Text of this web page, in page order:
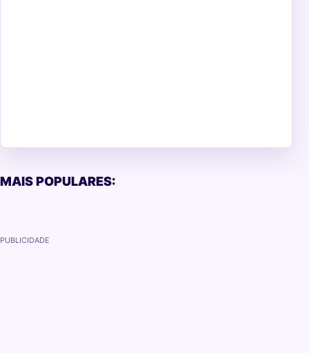
MAIS POPULARES:
PUBLICIDADE